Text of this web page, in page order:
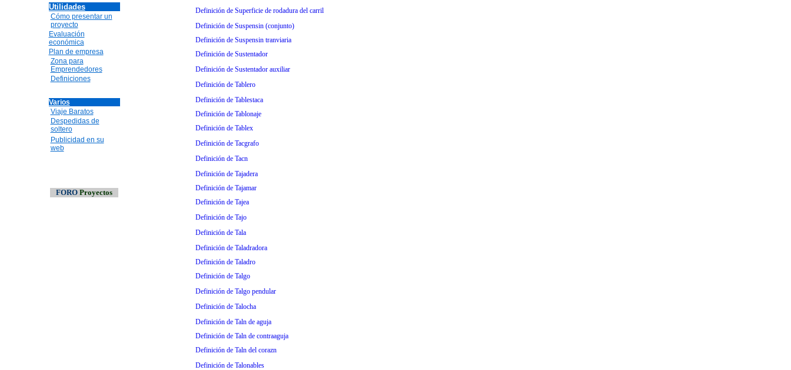
Utilidades
Cómo presentar un
proyecto
Evaluación
económica
Plan de empresa
Zona para
Emprendedores
Definiciones
Varios
Viaje Baratos
Despedidas de
soltero
Publicidad en su
web
FORO Proyectos
Definición de Superficie de rodadura del carril
Definición de Suspensin (conjunto)
Definición de Suspensin tranviaria
Definición de Sustentador
Definición de Sustentador auxiliar
Definición de Tablero
Definición de Tablestaca
Definición de Tablonaje
Definición de Tablex
Definición de Tacgrafo
Definición de Tacn
Definición de Tajadera
Definición de Tajamar
Definición de Tajea
Definición de Tajo
Definición de Tala
Definición de Taladradora
Definición de Taladro
Definición de Talgo
Definición de Talgo pendular
Definición de Talocha
Definición de Taln de aguja
Definición de Taln de contraaguja
Definición de Taln del corazn
Definición de Talonables